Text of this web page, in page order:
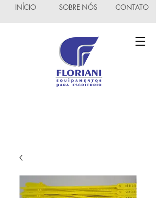
CONTATO
SOBRE NÓS
INÍCIO